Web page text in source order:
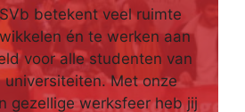
betekent veel ruimte
én te werken aan
voor alle studenten van
universiteiten. Met onze
gezellige werksfeer heb jij